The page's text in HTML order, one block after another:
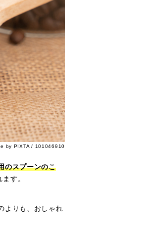
by PIXTA / 101046910
のスプーンのこ
す。
よりも、おしゃれ